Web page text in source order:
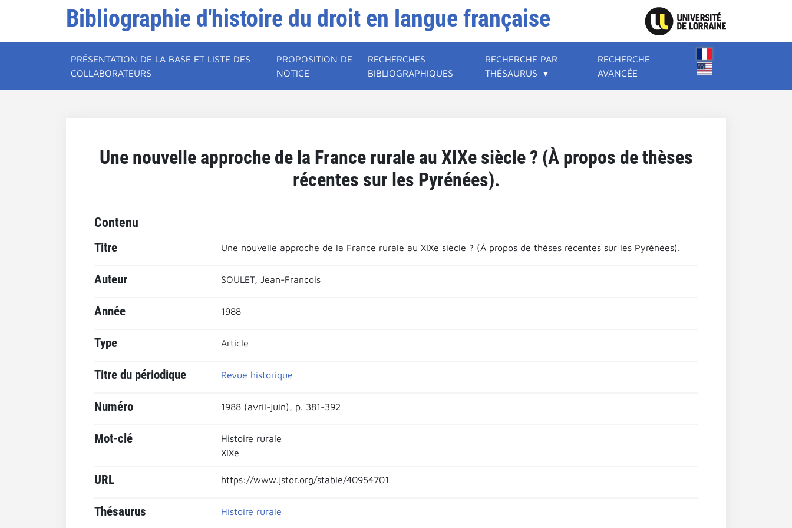
Bibliographie d'histoire du droit en langue française
PRÉSENTATION DE LA BASE ET LISTE DES
COLLABORATEURS
PROPOSITION DE
NOTICE
RECHERCHES
BIBLIOGRAPHIQUES
RECHERCHE PAR
THÉSAURUS
RECHERCHE
AVANCÉE
Une nouvelle approche de la France rurale au XIXe siècle ? (À propos de thèses
récentes sur les Pyrénées).
Contenu
Titre Une nouvelle approche de la France rurale au XIXe siècle ? (À propos de thèses récentes sur les Pyrénées).
Auteur SOULET, Jean-François
Année 1988
Type Article
Titre du périodique Revue historique
Numéro 1988 (avril-juin), p. 381-392
Mot-clé
Histoire rurale
XIXe
URL https://www.jstor.org/stable/40954701
Thésaurus Histoire rurale